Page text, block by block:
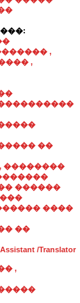
,
,
��
��������
������
����
��
/Translator
,